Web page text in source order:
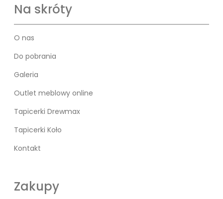
Na skróty
O nas
Do pobrania
Galeria
Outlet meblowy online
Tapicerki Drewmax
Tapicerki Koło
Kontakt
Zakupy